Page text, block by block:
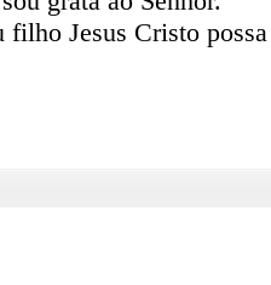
filho Jesus Cristo